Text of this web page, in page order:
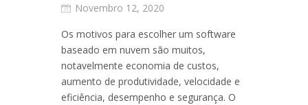
Novembro 12, 2020
Os motivos para escolher um software
baseado em nuvem são muitos,
notavelmente economia de custos,
aumento de produtividade, velocidade e
eficiência, desempenho e segurança. O